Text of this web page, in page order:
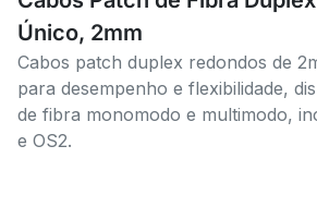
Único, 2mm
Cabos patch duplex redondos de
para desempenho e flexibilidade,
de fibra monomodo e multimodo,
e OS2.